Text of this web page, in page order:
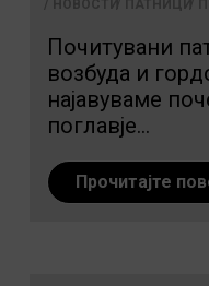
Почитувани
возбуда и
најавуваме
поглавје...
Прочитајте